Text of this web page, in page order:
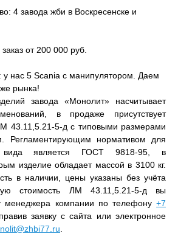
4 завода жби в Воскресенске и
от 200 000 руб.
у нас 5 Scania с манипулятором. Даем
рынка!
завода «Монолит» насчитывает
в продаже присутствует
43.11,5.21-5-д с типовыми размерами
Регламентирующим нормативом для
вида является ГОСТ 9818-95, в
изделие обладает массой в 3100 кг.
в наличии, цены указаны без учёта
стоимость ЛМ 43.11,5.21-5-д вы
менеджера компании по телефону +7
заявку с сайта или электронное